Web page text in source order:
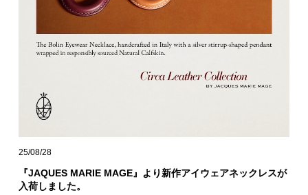
25/08/28
『JAQUES MARIE MAGE』より新作アイウェアネックレスが
入荷しました。